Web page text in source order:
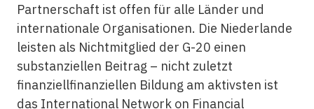
Partnerschaft ist offen für alle Länder und
internationale Organisationen. Die Niederlande
leisten als Nichtmitglied der G-20 einen
substanziellen Beitrag – nicht zuletzt
finanziellfinanziellen Bildung am aktivsten ist
das International Network on Financial